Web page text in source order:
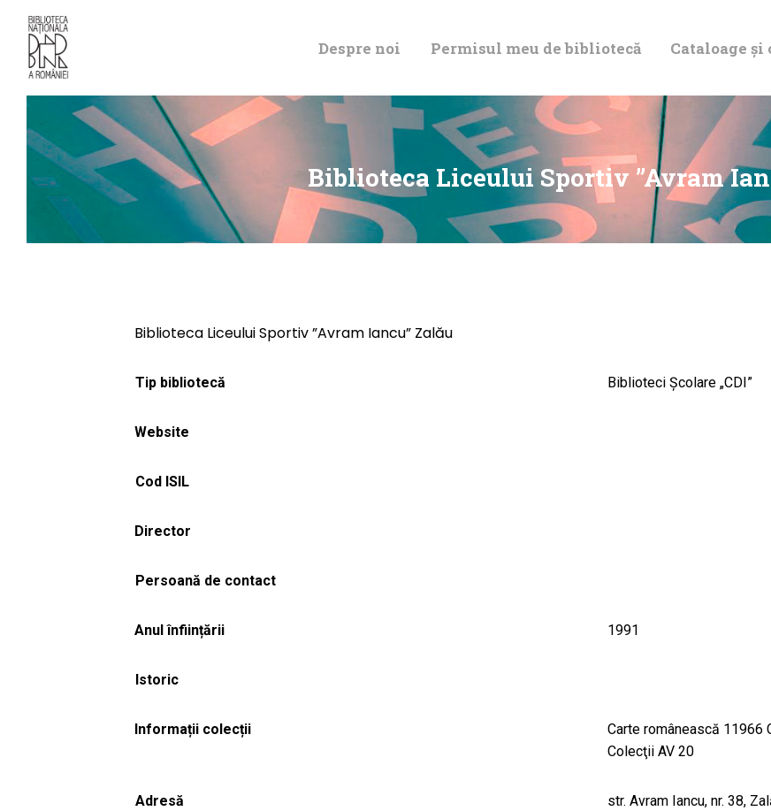
Despre noi Permisul meu de bibliotecă Cataloage
Biblioteca Liceului Sportiv ”Avram
DE BIBLIOTECĂ
CATALOAGE ȘI
COLECȚII
Biblioteca Liceului Sportiv ”Avram Iancu” Zalău
Tip bibliotecă Biblioteci Școlare „CDI”
Website
Cod ISIL
Director
Persoană de contact
Anul înființării 1991
Istoric
Informații colecții
Carte românească 11966
Colecţii AV 20
Adresă str. Avram Iancu, nr. 38,